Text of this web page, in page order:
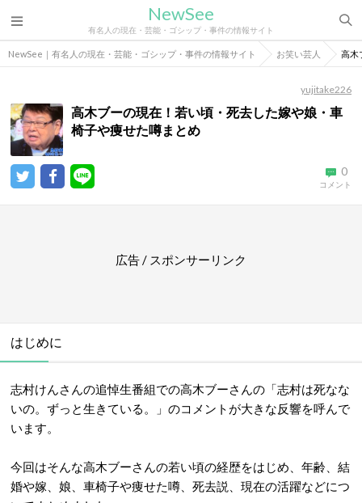
NewSee
有名人の現在・芸能・ゴシップ・事件の情報サイト
NewSee｜有名人の現在・芸能・ゴシップ・事件の情報サイト お笑い芸人 高木
yujitake226
高木ブーの現在！若い頃・死去した嫁や娘・車
椅子や痩せた噂まとめ
0
コメント
広告 / スポンサーリンク
はじめに
志村けんさんの追悼生番組での高木ブーさんの「志村は死なな
いの。ずっと生きている。」のコメントが大きな反響を呼んで
います。
今回はそんな高木ブーさんの若い頃の経歴をはじめ、年齢、結
婚や嫁、娘、車椅子や痩せた噂、死去説、現在の活躍などにつ